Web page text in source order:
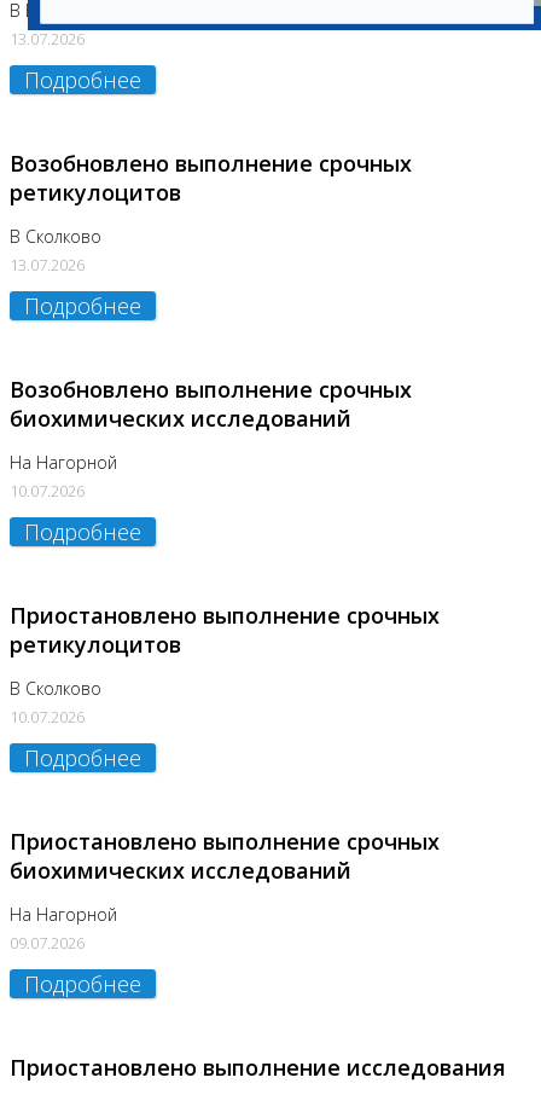
В Бутово
13.07.2026
Подробнее
Возобновлено выполнение срочных
ретикулоцитов
В Сколково
13.07.2026
Подробнее
Возобновлено выполнение срочных
биохимических исследований
На Нагорной
10.07.2026
Подробнее
Приостановлено выполнение срочных
ретикулоцитов
В Сколково
10.07.2026
Подробнее
Приостановлено выполнение срочных
биохимических исследований
На Нагорной
09.07.2026
Подробнее
Приостановлено выполнение исследования